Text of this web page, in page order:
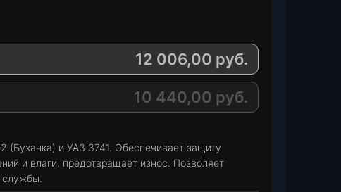
12 006,00 руб.
10 440,00 руб.
и УАЗ 3741. Обеспечивает защиту
и влаги, предотвращает износ. Позволяет
службы.